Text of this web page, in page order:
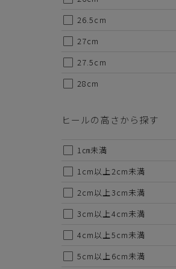
26.5cm
27cm
27.5cm
28cm
ヒールの高さから探す
1㎝未満
1cm以上2cm未満
2cm以上3cm未満
3cm以上4cm未満
4cm以上5cm未満
5cm以上6cm未満
ご注意事項
・掲載されております商品の
・掲載されております画像を
・当オンラインストアと実店舗